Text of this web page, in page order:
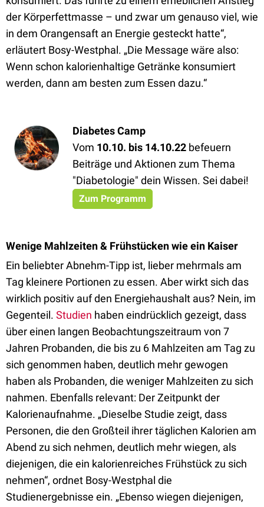
der Körperfettmasse – und zwar um genauso viel, wie
in dem Orangensaft an Energie gesteckt hatte“,
erläutert Bosy-Westphal. „Die Message wäre also:
Wenn schon kalorienhaltige Getränke konsumiert
werden, dann am besten zum Essen dazu.“
Diabetes Camp
Vom 10.10. bis 14.10.22 befeuern
Beiträge und Aktionen zum Thema
"Diabetologie" dein Wissen. Sei dabei!
Zum Programm
Wenige Mahlzeiten & Frühstücken wie ein Kaiser
Ein beliebter Abnehm-Tipp ist, lieber mehrmals am
Tag kleinere Portionen zu essen. Aber wirkt sich das
wirklich positiv auf den Energiehaushalt aus? Nein, im
Gegenteil. Studien haben eindrücklich gezeigt, dass
über einen langen Beobachtungszeitraum von 7
Jahren Probanden, die bis zu 6 Mahlzeiten am Tag zu
sich genommen haben, deutlich mehr gewogen
haben als Probanden, die weniger Mahlzeiten zu sich
nahmen. Ebenfalls relevant: Der Zeitpunkt der
Kalorienaufnahme. „Dieselbe Studie zeigt, dass
Personen, die den Großteil ihrer täglichen Kalorien am
Abend zu sich nehmen, deutlich mehr wiegen, als
diejenigen, die ein kalorienreiches Frühstück zu sich
nehmen“, ordnet Bosy-Westphal die
Studienergebnisse ein. „Ebenso wiegen diejenigen,